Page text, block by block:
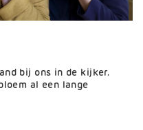
bij ons in de kijker.
al een lange